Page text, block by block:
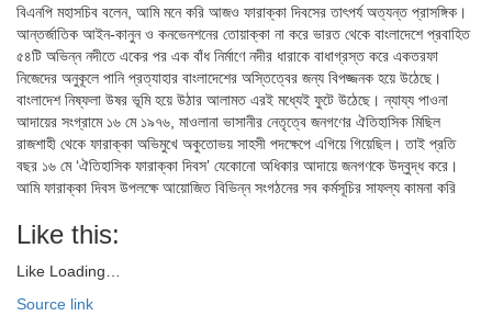
বিএনপি মহাসচিব বলেন, আমি মনে করি আজও ফারাক্কা দিবসের তাৎপর্য অত্যন্ত প্রাসঙ্গিক।
আন্তর্জাতিক আইন-কানুন ও কনভেনশনের তোয়াক্কা না করে ভারত থেকে বাংলাদেশে প্রবাহিত
৫৪টি অভিন্ন নদীতে একের পর এক বাঁধ নির্মাণে নদীর ধারাকে বাধাগ্রস্ত করে একতরফা
নিজেদের অনুকূলে পানি প্রত্যাহার বাংলাদেশের অস্তিত্বের জন্য বিপজ্জনক হয়ে উঠেছে।
বাংলাদেশ নিষ্ফলা উষর ভূমি হয়ে উঠার আলামত এরই মধ্যেই ফুটে উঠেছে। ন্যায্য পাওনা
আদায়ের সংগ্রামে ১৬ মে ১৯৭৬, মাওলানা ভাসানীর নেতৃত্বে জনগণের ঐতিহাসিক মিছিল
রাজশাহী থেকে ফারাক্কা অভিমুখে অকুতোভয় সাহসী পদক্ষেপে এগিয়ে গিয়েছিল। তাই প্রতি
বছর ১৬ মে ‘ঐতিহাসিক ফারাক্কা দিবস’ যেকোনো অধিকার আদায়ে জনগণকে উদ্বুদ্ধ করে।
আমি ফারাক্কা দিবস উপলক্ষে আয়োজিত বিভিন্ন সংগঠনের সব কর্মসূচির সাফল্য কামনা করি
Like this:
Like Loading…
Source link